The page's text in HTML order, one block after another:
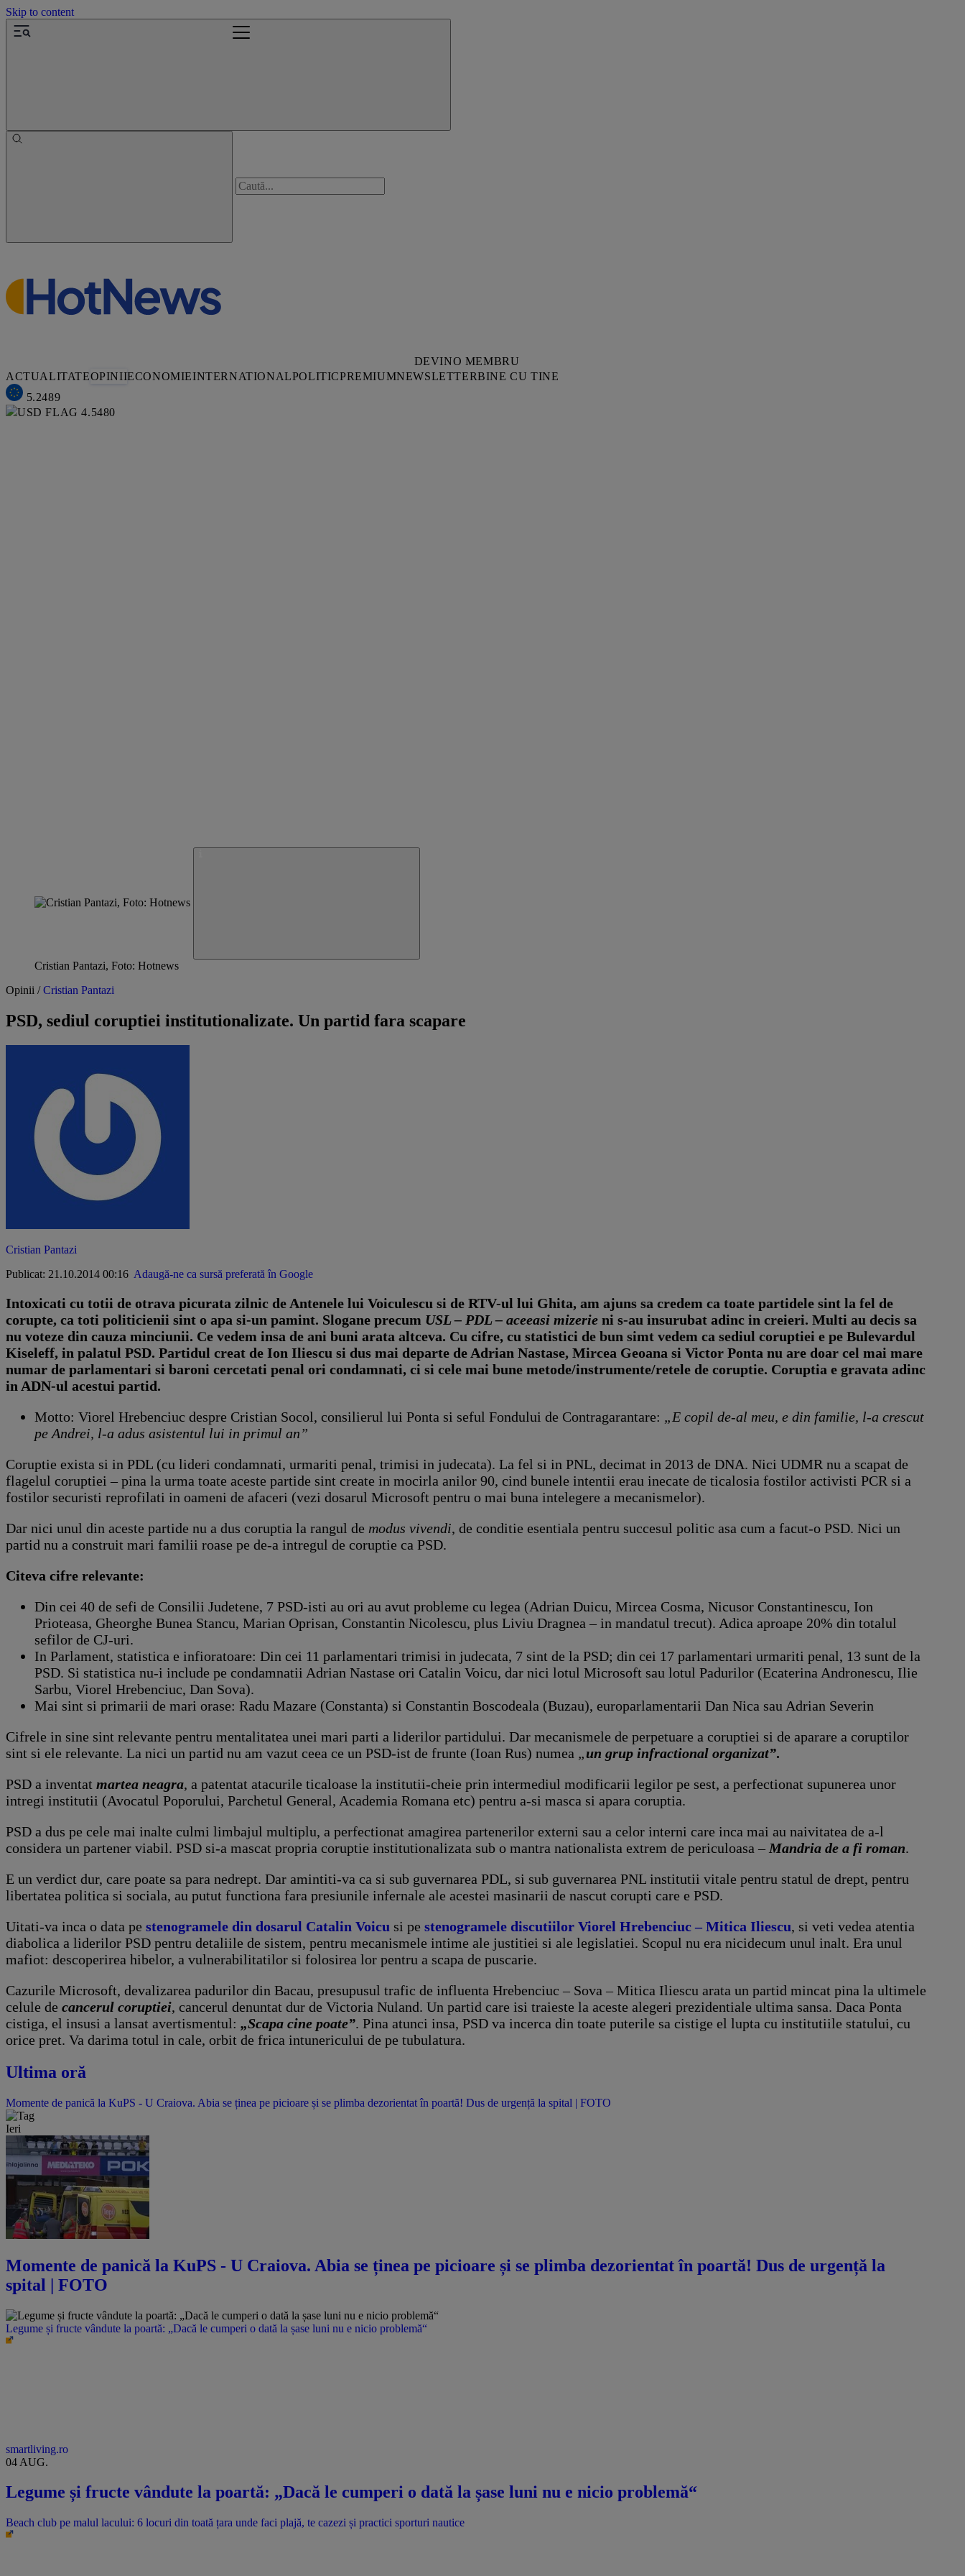
Skip to content
DEVINO MEMBRU
ACTUALITATEOPINIIECONOMIEINTERNATIONALPOLITICPREMIUMNEWSLETTERBINE CU TINE
5.2489
4.5480
Cristian Pantazi, Foto: Hotnews
Opinii /Cristian Pantazi
PSD, sediul coruptiei institutionalizate. Un partid fara scapare
Cristian Pantazi
Publicat: 21.10.2014 00:16 Adaugă-ne ca sursă preferată în Google
Intoxicati cu totii de otrava picurata zilnic de Antenele lui Voiculescu si de RTV-ul lui Ghita, am ajuns sa credem ca toate partidele sint la fel de
corupte, ca toti politicienii sint o apa si-un pamint. Slogane precum USL – PDL – aceeasi mizerie ni s-au insurubat adinc in creieri. Multi au decis sa
nu voteze din cauza minciunii. Ce vedem insa de ani buni arata altceva. Cu cifre, cu statistici de bun simt vedem ca sediul coruptiei e pe Bulevardul
Kiseleff, in palatul PSD. Partidul creat de Ion Iliescu si dus mai departe de Adrian Nastase, Mircea Geoana si Victor Ponta nu are doar cel mai mare
numar de parlamentari si baroni cercetati penal ori condamnati, ci si cele mai bune metode/instrumente/retele de coruptie. Coruptia e gravata adinc
in ADN-ul acestui partid.
Motto: Viorel Hrebenciuc despre Cristian Socol, consilierul lui Ponta si seful Fondului de Contragarantare: „E copil de-al meu, e din familie, l-a crescut
pe Andrei, l-a adus asistentul lui in primul an”
Coruptie exista si in PDL (cu lideri condamnati, urmariti penal, trimisi in judecata). La fel si in PNL, decimat in 2013 de DNA. Nici UDMR nu a scapat de
flagelul coruptiei – pina la urma toate aceste partide sint create in mocirla anilor 90, cind bunele intentii erau inecate de ticalosia fostilor activisti PCR si a
fostilor securisti reprofilati in oameni de afaceri (vezi dosarul Microsoft pentru o mai buna intelegere a mecanismelor).
Dar nici unul din aceste partide nu a dus coruptia la rangul de modus vivendi, de conditie esentiala pentru succesul politic asa cum a facut-o PSD. Nici un
partid nu a construit mari familii roase pe de-a intregul de coruptie ca PSD.
Citeva cifre relevante:
Din cei 40 de sefi de Consilii Judetene, 7 PSD-isti au ori au avut probleme cu legea (Adrian Duicu, Mircea Cosma, Nicusor Constantinescu, Ion
Prioteasa, Gheorghe Bunea Stancu, Marian Oprisan, Constantin Nicolescu, plus Liviu Dragnea – in mandatul trecut). Adica aproape 20% din totalul
sefilor de CJ-uri.
In Parlament, statistica e infioratoare: Din cei 11 parlamentari trimisi in judecata, 7 sint de la PSD; din cei 17 parlamentari urmariti penal, 13 sunt de la
PSD. Si statistica nu-i include pe condamnatii Adrian Nastase ori Catalin Voicu, dar nici lotul Microsoft sau lotul Padurilor (Ecaterina Andronescu, Ilie
Sarbu, Viorel Hrebenciuc, Dan Sova).
Mai sint si primarii de mari orase: Radu Mazare (Constanta) si Constantin Boscodeala (Buzau), europarlamentarii Dan Nica sau Adrian Severin
Cifrele in sine sint relevante pentru mentalitatea unei mari parti a liderilor partidului. Dar mecanismele de perpetuare a coruptiei si de aparare a coruptilor
sint si ele relevante. La nici un partid nu am vazut ceea ce un PSD-ist de frunte (Ioan Rus) numea „un grup infractional organizat”.
PSD a inventat martea neagra, a patentat atacurile ticaloase la institutii-cheie prin intermediul modificarii legilor pe sest, a perfectionat supunerea unor
intregi institutii (Avocatul Poporului, Parchetul General, Academia Romana etc) pentru a-si masca si apara coruptia.
PSD a dus pe cele mai inalte culmi limbajul multiplu, a perfectionat amagirea partenerilor externi sau a celor interni care inca mai au naivitatea de a-l
considera un partener viabil. PSD si-a mascat propria coruptie institutionalizata sub o mantra nationalista extrem de periculoasa – Mandria de a fi roman.
E un verdict dur, care poate sa para nedrept. Dar amintiti-va ca si sub guvernarea PDL, si sub guvernarea PNL institutii vitale pentru statul de drept, pentru
libertatea politica si sociala, au putut functiona fara presiunile infernale ale acestei masinarii de nascut corupti care e PSD.
Uitati-va inca o data pe stenogramele din dosarul Catalin Voicu si pe stenogramele discutiilor Viorel Hrebenciuc – Mitica Iliescu, si veti vedea atentia
diabolica a liderilor PSD pentru detaliile de sistem, pentru mecanismele intime ale justitiei si ale legislatiei. Scopul nu era nicidecum unul inalt. Era unul
mafiot: descoperirea hibelor, a vulnerabilitatilor si folosirea lor pentru a scapa de puscarie.
Cazurile Microsoft, devalizarea padurilor din Bacau, presupusul trafic de influenta Hrebenciuc – Sova – Mitica Iliescu arata un partid mincat pina la ultimele
celule de cancerul coruptiei, cancerul denuntat dur de Victoria Nuland. Un partid care isi traieste la aceste alegeri prezidentiale ultima sansa. Daca Ponta
cistiga, el insusi a lansat avertismentul: „Scapa cine poate”. Pina atunci insa, PSD va incerca din toate puterile sa cistige el lupta cu institutiile statului, cu
orice pret. Va darima totul in cale, orbit de frica intunericului de pe tubulatura.
Ultima oră
Momente de panică la KuPS - U Craiova. Abia se ținea pe picioare și se plimba dezorientat în poartă! Dus de urgență la spital | FOTO
Ieri
Momente de panică la KuPS - U Craiova. Abia se ținea pe picioare și se plimba dezorientat în poartă! Dus de urgență la
spital | FOTO
Legume și fructe vândute la poartă: „Dacă le cumperi o dată la șase luni nu e nicio problemă“
smartliving.ro
04 AUG.
Legume și fructe vândute la poartă: „Dacă le cumperi o dată la șase luni nu e nicio problemă“
Beach club pe malul lacului: 6 locuri din toată țara unde faci plajă, te cazezi și practici sporturi nautice